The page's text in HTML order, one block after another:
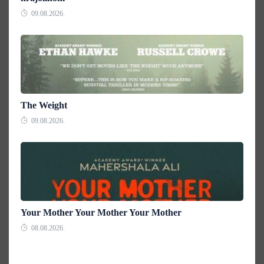
09.08.2026.
The Weight
09.08.2026.
Your Mother Your Mother Your Mother
08.08.2026.